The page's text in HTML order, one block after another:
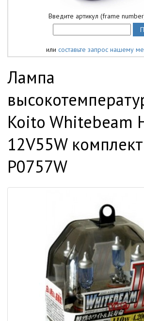
Введите артикул (frame
или составьте запрос нашему
Лампа
Koito Whitebeam
12V55W
P0757W